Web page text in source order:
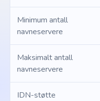
Minimum antall
navneservere
Maksimalt antall
navneservere
IDN-støtte